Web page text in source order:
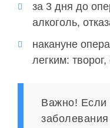
за 3 дня до
алкоголь,
накануне
легким: творог,
Важно! Если